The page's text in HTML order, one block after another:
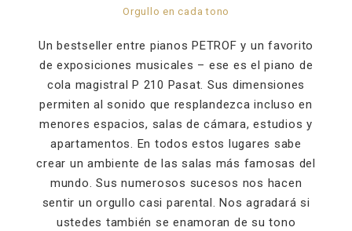
Orgullo en cada tono
Un bestseller entre pianos PETROF y un favorito
de exposiciones musicales – ese es el piano de
cola magistral P 210 Pasat. Sus dimensiones
permiten al sonido que resplandezca incluso en
menores espacios, salas de cámara, estudios y
apartamentos. En todos estos lugares sabe
crear un ambiente de las salas más famosas del
mundo. Sus numerosos sucesos nos hacen
sentir un orgullo casi parental. Nos agradará si
ustedes también se enamoran de su tono